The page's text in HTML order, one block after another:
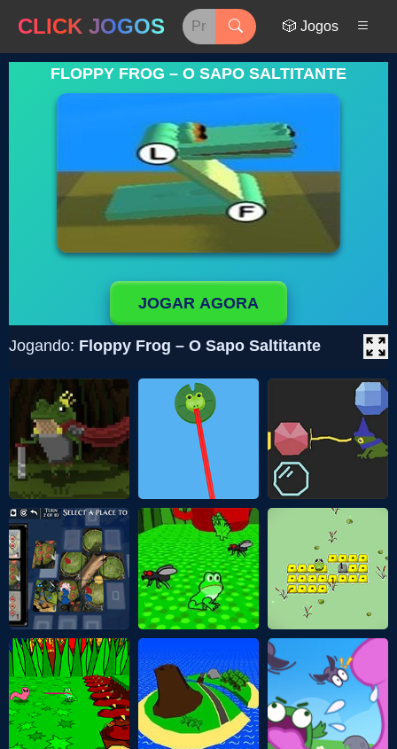
CLICK JOGOS 🎲 Jogos
FLOPPY FROG – O SAPO SALTITANTE
JOGAR AGORA
Jogando: Floppy Frog – O Sapo Saltitante